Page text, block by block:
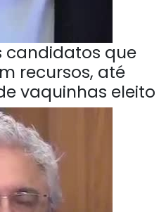
candidatos que
recursos, até
vaquinhas eleito